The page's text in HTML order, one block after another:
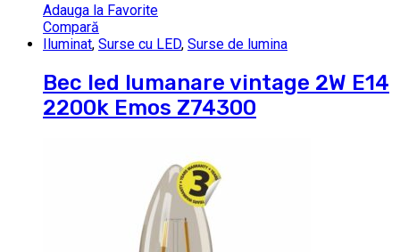
Adauga la Favorite
Compară
Iluminat, Surse cu LED, Surse de lumina
Bec led lumanare vintage 2W E14
2200k Emos Z74300